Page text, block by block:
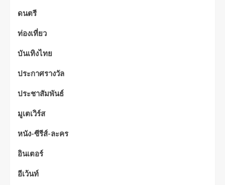
ดนตรี
ท่องเที่ยว
บันเทิงไทย
ประกาศรางวัล
ประชาสัมพันธ์
มูเตเวิร์ส
หนัง-ซีรีส์-ละคร
อินเตอร์
อีเว้นท์